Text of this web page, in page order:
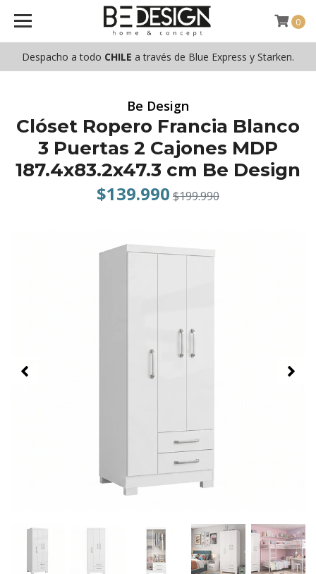
Despacho a todo CHILE a través de Blue Express y Starken.
0
Be Design
Clóset Ropero Francia Blanco
3 Puertas 2 Cajones MDP
187.4x83.2x47.3 cm Be Design
$139.990 $199.990